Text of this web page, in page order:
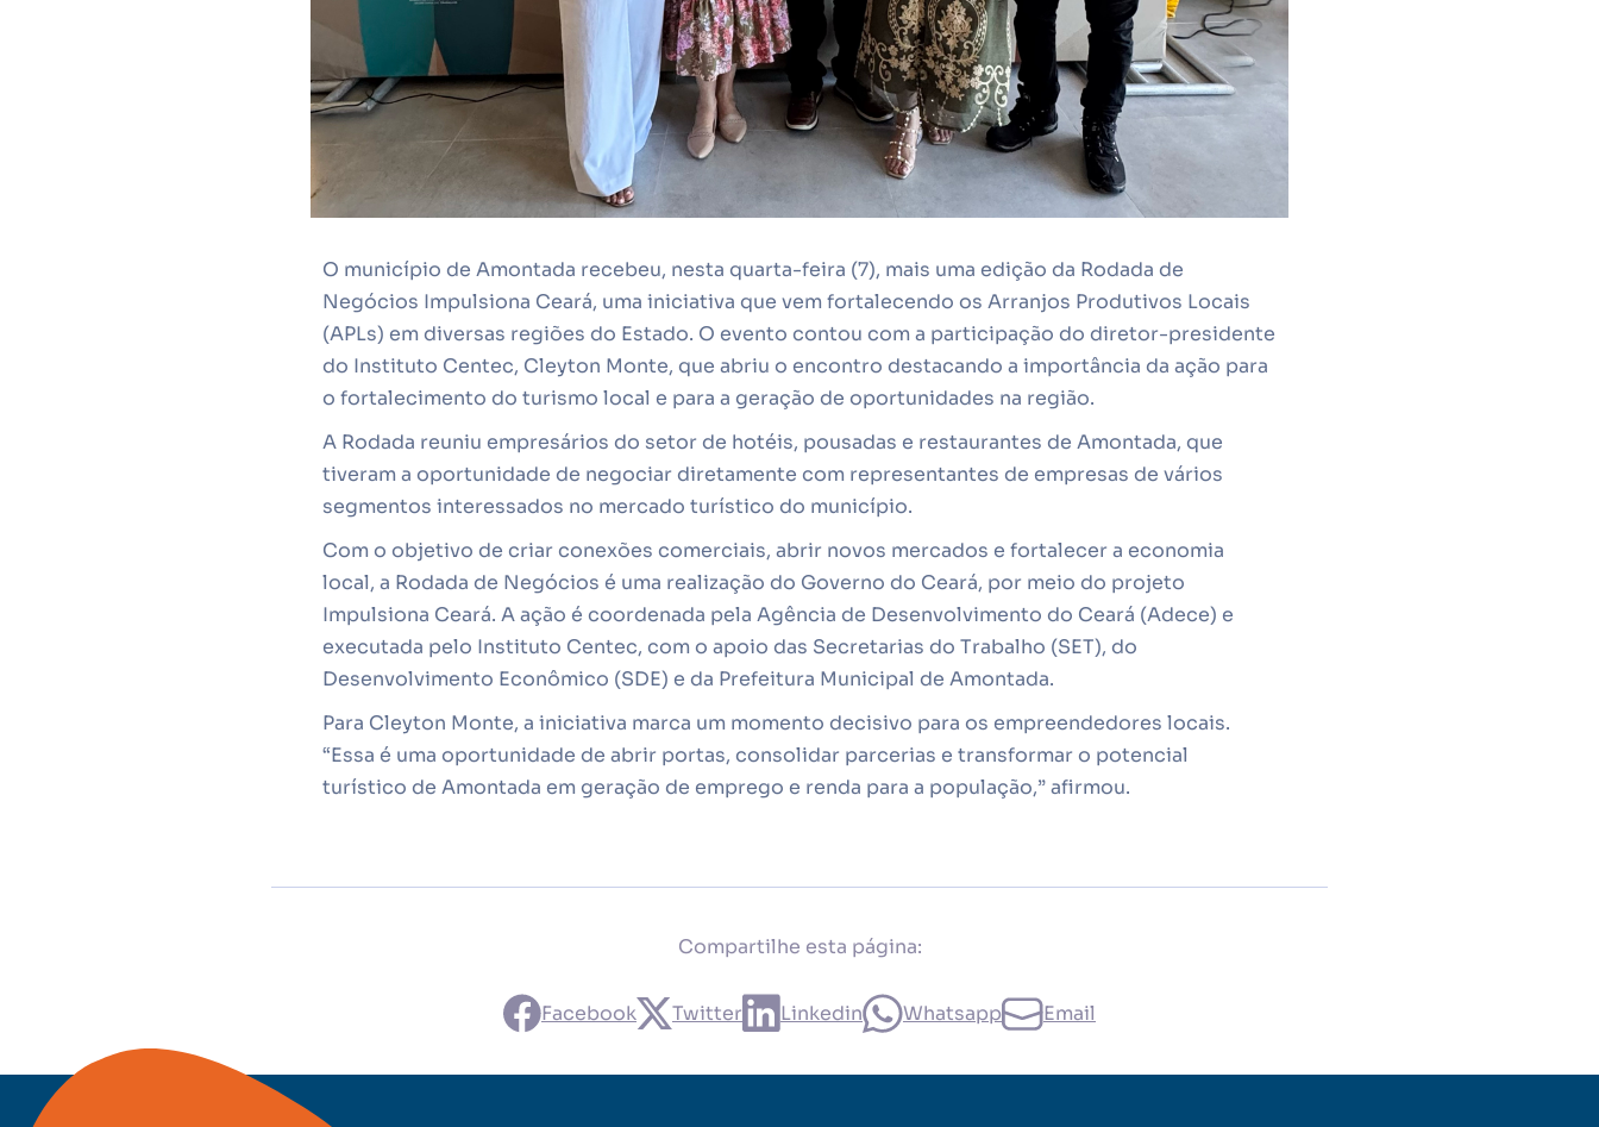
O município de Amontada recebeu, nesta quarta-feira (7), mais uma edição da Rodada de
Negócios Impulsiona Ceará, uma iniciativa que vem fortalecendo os Arranjos Produtivos Locais
(APLs) em diversas regiões do Estado. O evento contou com a participação do diretor-presidente
do Instituto Centec, Cleyton Monte, que abriu o encontro destacando a importância da ação para
o fortalecimento do turismo local e para a geração de oportunidades na região.
A Rodada reuniu empresários do setor de hotéis, pousadas e restaurantes de Amontada, que
tiveram a oportunidade de negociar diretamente com representantes de empresas de vários
segmentos interessados no mercado turístico do município.
Com o objetivo de criar conexões comerciais, abrir novos mercados e fortalecer a economia
local, a Rodada de Negócios é uma realização do Governo do Ceará, por meio do projeto
Impulsiona Ceará. A ação é coordenada pela Agência de Desenvolvimento do Ceará (Adece) e
executada pelo Instituto Centec, com o apoio das Secretarias do Trabalho (SET), do
Desenvolvimento Econômico (SDE) e da Prefeitura Municipal de Amontada.
Para Cleyton Monte, a iniciativa marca um momento decisivo para os empreendedores locais.
“Essa é uma oportunidade de abrir portas, consolidar parcerias e transformar o potencial
turístico de Amontada em geração de emprego e renda para a população,” afirmou.
Compartilhe esta página:
Facebook Twitter Linkedin Whatsapp Email